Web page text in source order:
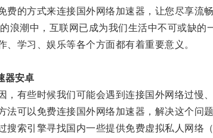
的方式来连接国外网络加速器，让您尽享流畅
潮中，互联网已成为我们生活中不可或缺的
学习、娱乐等各个方面都有着重要意义。
器安卓
有些时候我们可能会遇到连接国外网络过慢、
可以免费连接国外网络加速器，解决这个问题
索引擎寻找国内一些提供免费虚拟私人网络（